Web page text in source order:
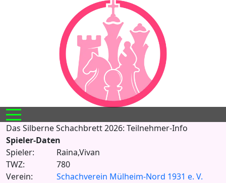
Mobile Menu Toggle
Das Silberne Schachbrett 2026: Teilnehmer-Info
Spieler-Daten
Spieler:
Raina,Vivan
TWZ:
780
Verein:
Schachverein Mülheim-Nord 1931 e. V.